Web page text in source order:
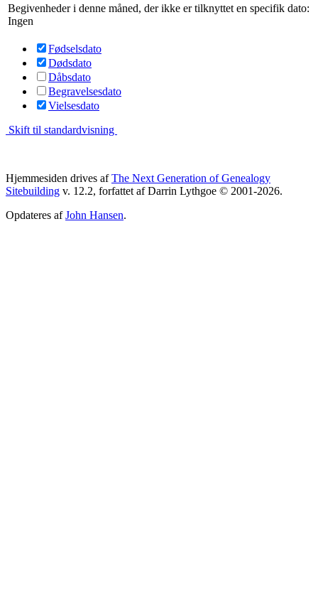
Begivenheder i denne måned, der ikke er tilknyttet en specifik dato:
Ingen
Fødselsdato
Dødsdato
Dåbsdato
Begravelsesdato
Vielsesdato
Skift til standardvisning
Hjemmesiden drives afThe Next Generation of Genealogy
Sitebuilding v. 12.2, forfattet af Darrin Lythgoe © 2001-2026.
Opdateres afJohn Hansen.